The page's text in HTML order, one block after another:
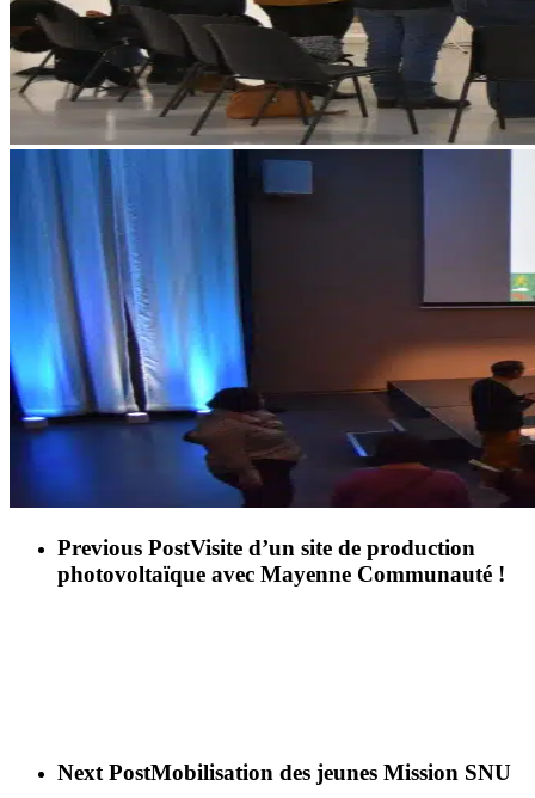
Previous PostVisite d’un site de production
photovoltaïque avec Mayenne Communauté !
Next PostMobilisation des jeunes Mission SNU